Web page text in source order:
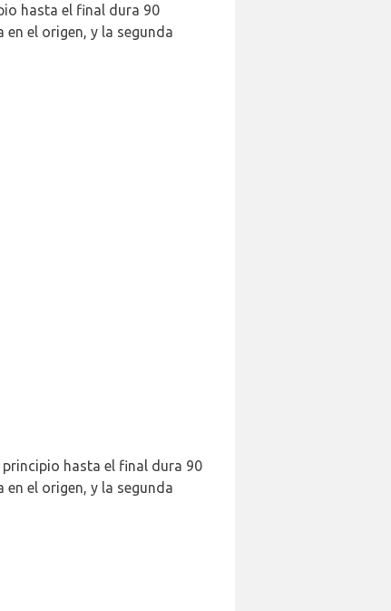
hasta el final dura 90
el origen, y la segunda
principio hasta el final dura 90
el origen, y la segunda